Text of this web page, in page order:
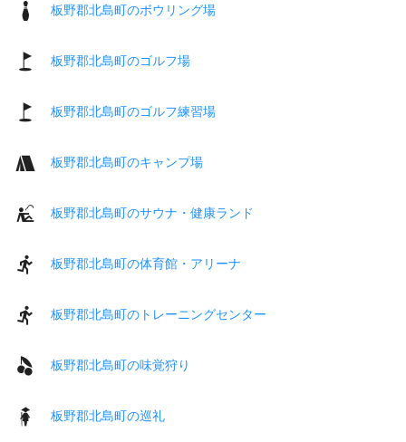
板野郡北島町のボウリング場
板野郡北島町のゴルフ場
板野郡北島町のゴルフ練習場
板野郡北島町のキャンプ場
板野郡北島町のサウナ・健康ランド
板野郡北島町の体育館・アリーナ
板野郡北島町のトレーニングセンター
板野郡北島町の味覚狩り
板野郡北島町の巡礼